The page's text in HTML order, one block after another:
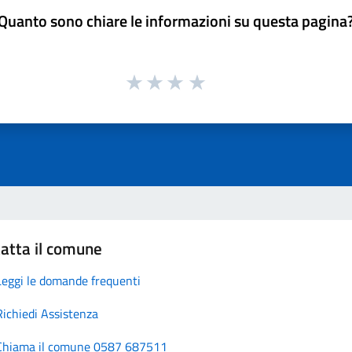
sono chiare le informazioni su questa
il comune
le domande frequenti
Assistenza
il comune 0587 687511